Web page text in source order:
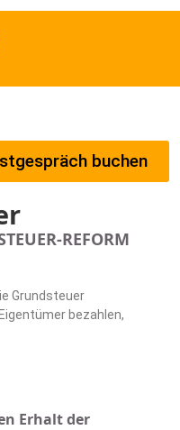
buchen
REFORM
Grundsteuer
bezahlen,
Erhalt der